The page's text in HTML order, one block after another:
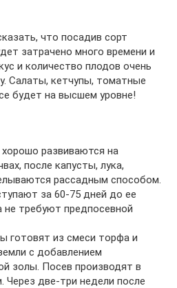
что посадив сорт
затрачено много времени и
и количество плодов очень
Салаты, кетчупы, томатные
будет на высшем уровне!
развиваются на
после капусты, лука,
рассадным способом.
за 60-75 дней до ее
не требуют предпосевной
готовят из смеси торфа и
с добавлением
золы. Посев производят в
Через две-три недели после